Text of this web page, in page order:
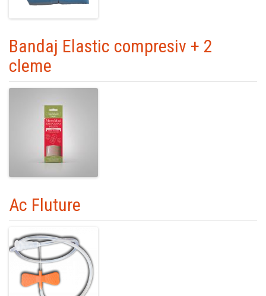
Bandaj Elastic compresiv + 2
cleme
Ac Fluture